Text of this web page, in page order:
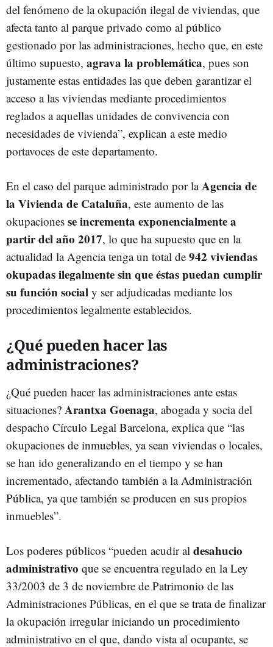
del fenómeno de la okupación ilegal de viviendas, que
afecta tanto al parque privado como al público
gestionado por las administraciones, hecho que, en este
último supuesto, agrava la problemática, pues son
justamente estas entidades las que deben garantizar el
acceso a las viviendas mediante procedimientos
reglados a aquellas unidades de convivencia con
necesidades de vivienda”, explican a este medio
portavoces de este departamento.
En el caso del parque administrado por laAgencia de
la Vivienda de Cataluña, este aumento de las
okupaciones se incrementa exponencialmente a
partir del año 2017, lo que ha supuesto que en la
actualidad la Agencia tenga un total de 942 viviendas
okupadas ilegalmente sin que éstas puedan cumplir
su función social y ser adjudicadas mediante los
procedimientos legalmente establecidos.
¿Qué pueden hacer las
administraciones?
¿Qué pueden hacer las administraciones ante estas
situaciones? Arantxa Goenaga, abogada y socia del
despacho Círculo Legal Barcelona, explica que “las
okupaciones de inmuebles, ya sean viviendas o locales,
se han ido generalizando en el tiempo y se han
incrementado, afectando también a la Administración
Pública, ya que también se producen en sus propios
inmuebles”.
Los poderes públicos “pueden acudir al desahucio
administrativo que se encuentra regulado en la Ley
33/2003 de 3 de noviembre de Patrimonio de las
Administraciones Públicas, en el que se trata de finalizar
la okupación irregular iniciando un procedimiento
administrativo en el que, dando vista al ocupante, se